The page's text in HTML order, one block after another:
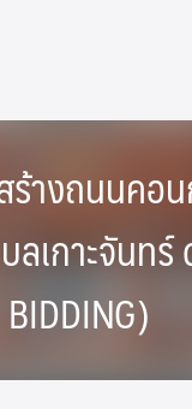
างถนนคอ
เกาะจันท
BIDDING)